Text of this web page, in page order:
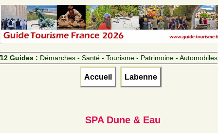
12 Guides : Démarches - Santé - Tourisme - Patrimoine - Automobiles
Accueil Labenne
SPA Dune & Eau